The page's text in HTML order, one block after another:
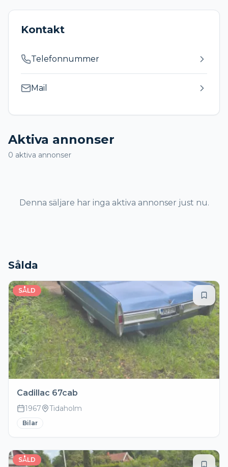
Kontakt
Telefonnummer
Mail
Aktiva annonser
0 aktiva annonser
Denna säljare har inga aktiva annonser just nu.
Sålda
SÅLD
Cadillac 67cab
1967 Tidaholm
Bilar
SÅLD